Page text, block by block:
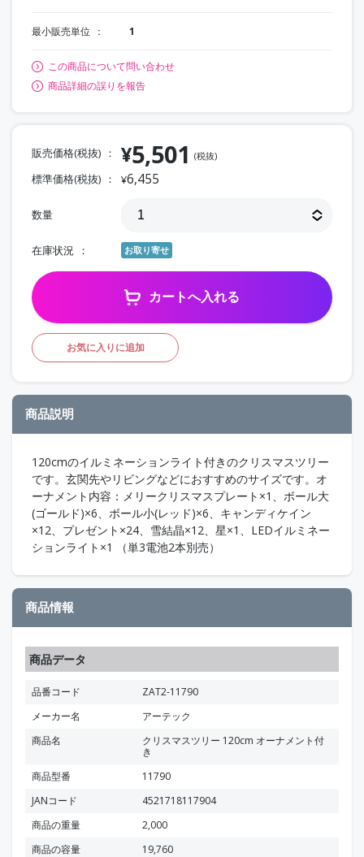
最小販売単位 1
この商品について問い合わせ
商品詳細の誤りを報告
販売価格(税抜) ¥5,501 (税抜)
標準価格(税抜) ¥6,455
数量
在庫状況 お取り寄せ
カートへ入れる
お気に入りに追加
商品説明
120cmのイルミネーションライト付きのクリスマスツリー
です。玄関先やリビングなどにおすすめのサイズです。オ
ーナメント内容：メリークリスマスプレート×1、ボール大
(ゴールド)×6、ボール小(レッド)×6、キャンディケイン
×12、プレゼント×24、雪結晶×12、星×1、LEDイルミネー
ションライト×1 （単3電池2本別売）
商品情報
商品データ
品番コード
ZAT2-11790
メーカー名
アーテック
商品名
クリスマスツリー 120cm オーナメント付
き
商品型番
11790
JANコード
4521718117904
商品の重量
2,000
商品の容量
19,760